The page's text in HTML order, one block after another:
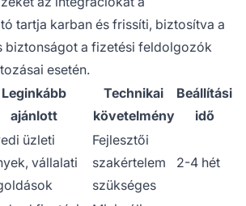
tartja karban és frissíti, biztosítva a
biztonságot a fizetési feldolgozók
esetén.
Leginkább
ajánlott
Technikai
követelmény
Beállítási
idő
üzleti
vállalati
Fejlesztői
szakértelem
szükséges
2-4 hét